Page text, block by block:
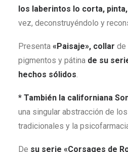
los laberintos lo corta,
vez, deconstruyéndolo y
Presenta «Paisaje», collar de
pigmentos y pátina de su
hechos sólidos.
* También la californiana
una singular abstracción de
tradicionales y la
De su serie «Corsages de